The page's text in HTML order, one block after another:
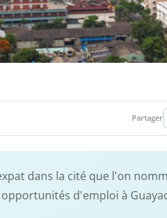
Partager
dans la cité que l'on
d'emploi à